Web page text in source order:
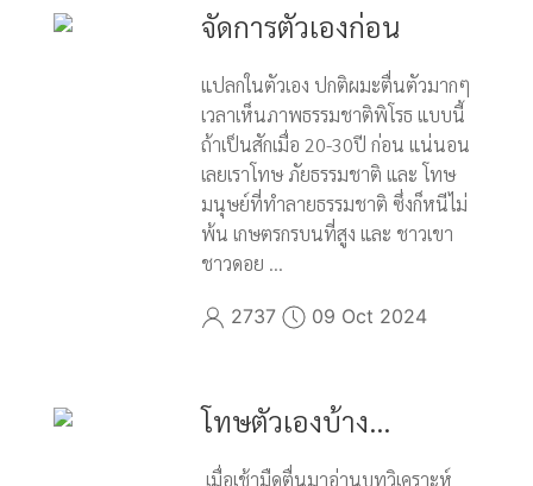
จัดการตัวเองก่อน
แปลกในตัวเอง ปกติผมะตื่นตัวมากๆ
เวลาเห็นภาพธรรมชาติพิโรธ แบบนี้
ถ้าเป็นสักเมื่อ 20-30ปี ก่อน แน่นอน
เลยเราโทษ ภัยธรรมชาติ และ โทษ
มนุษย์ที่ทำลายธรรมชาติ ซึ่งก็หนีไม่
พ้น เกษตรกรบนที่สูง และ ชาวเขา
ชาวดอย ...
2737 09 Oct 2024
โทษตัวเองบ้าง...
เมื่อเช้ามืดตื่นมาอ่านบทวิเคราะห์